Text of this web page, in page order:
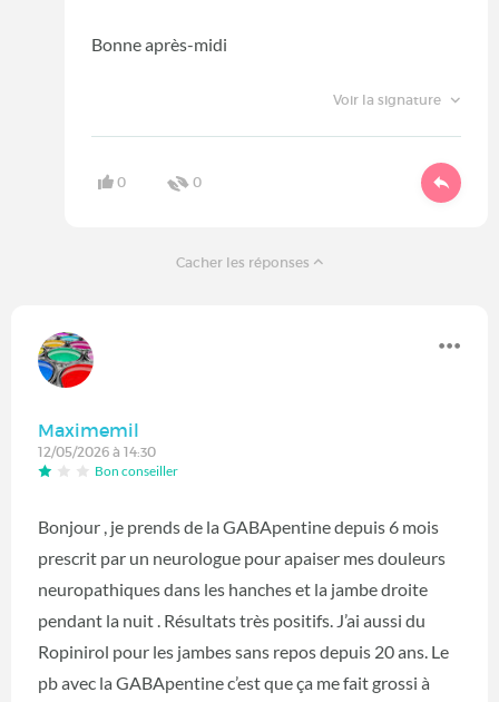
Bonne après-midi
Voir la signature
0 0
Cacher les réponses
Maximemil
12/05/2026 à 14:30
Bon conseiller
Bonjour , je prends de la GABApentine depuis 6 mois
prescrit par un neurologue pour apaiser mes douleurs
neuropathiques dans les hanches et la jambe droite
pendant la nuit . Résultats très positifs. J’ai aussi du
Ropinirol pour les jambes sans repos depuis 20 ans. Le
pb avec la GABApentine c’est que ça me fait grossi à